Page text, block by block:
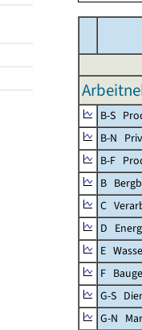
B-S
B-N
B-F
B
C
D
E
F
G-S
G-N